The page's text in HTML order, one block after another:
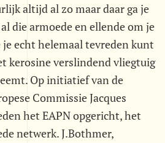
altijd al zo maar daar ga je
die armoede en ellende om je
echt helemaal tevreden kunt
kerosine verslindend vliegtuig
Op initiatief van de
Commissie Jacques
het EAPN opgericht, het
netwerk. J.Bothmer,